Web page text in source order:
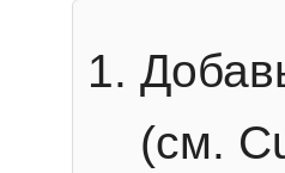
(см.